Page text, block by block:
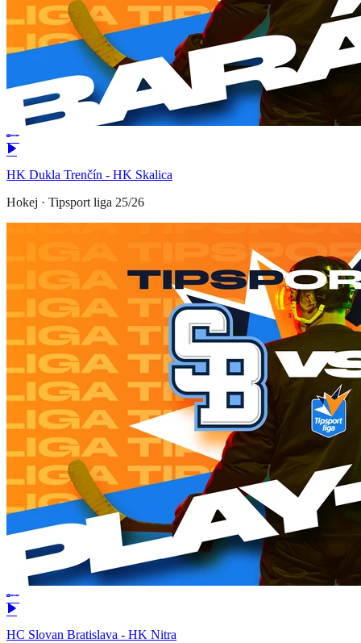
HK Dukla Trenčín - HK Skalica
Hokej · Tipsport liga 25/26
HC Slovan Bratislava - HK Nitra